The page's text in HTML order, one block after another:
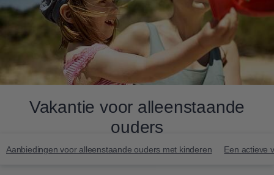
Vakantie voor alleenstaande
ouders
Aanbiedingen voor alleenstaande ouders met kinderen Een actieve